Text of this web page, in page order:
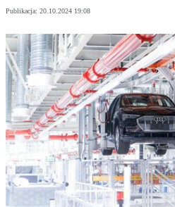
Publikacja: 20.10.2024 19:08